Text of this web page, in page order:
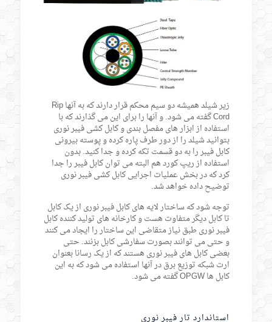
زیر شیلد همیشه دو سیم محکم قرار دارند که به آنها Rip
Cord گفته می شود. و آنها را برای این می گذارند که با
استفاده از ابزار های مفصل بندی و کابل کشی فیبر نوری
بتوانید شیلد را از دور طرف پاره کرده و پوسته بیرونی
کابل فیبر را به دو قسمت تکه کرده و جدا کنید. بدون
استفاده از ریپ کورد هم البته می توان کابل فیبر را جدا
کرد که در بخش عملیات اجرایی کابل کشی فیبر نوری
توضیح داده خواهد شد.
توجه شود که ساختار لایه های کابل فیبر نوری از یک کابل
تا کابل دیگر متفاوت هست و کارخانه های تولید کننده کابل
فیبر نوری طبق نیاز متقاضی این ساختار را ایجاد می کنند
و حتی می توانند بصورت سفارشی کابل بزنند. حتی
بعضی کابل های فیبر نوری هستند که از یک رسانا بعنوان
ارت شبکه توزیع برق در آنها استفاده می شود که به این
کابل ها OPGW گفته می شود.
استاندارد تار فیبر نوری